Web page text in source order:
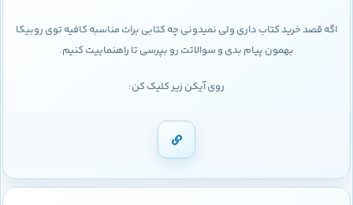
اگه قصد خرید کتاب داری ولی نمیدونی چه کتابی برات مناسبه کافیه توی روبیکا
بهمون پیام بدی و سوالاتت رو بپرسی تا راهنماییت کنیم.
روی آیکن زیر کلیک کن: